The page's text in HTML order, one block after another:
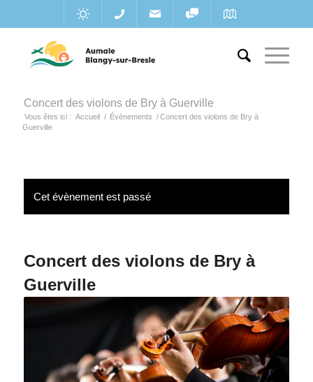
Concert des violons de Bry à Guerville
Vous êtes ici : Accueil / Évènements / Concert des violons de Bry à
Guerville
Cet évènement est passé
Concert des violons de Bry à
Guerville